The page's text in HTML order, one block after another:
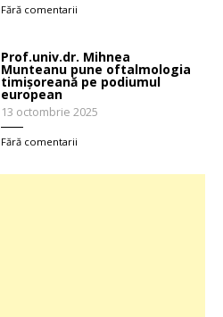
Fără comentarii
Prof.univ.dr. Mihnea
Munteanu pune oftalmologia
timișoreană pe podiumul
european
13 octombrie 2025
Fără comentarii